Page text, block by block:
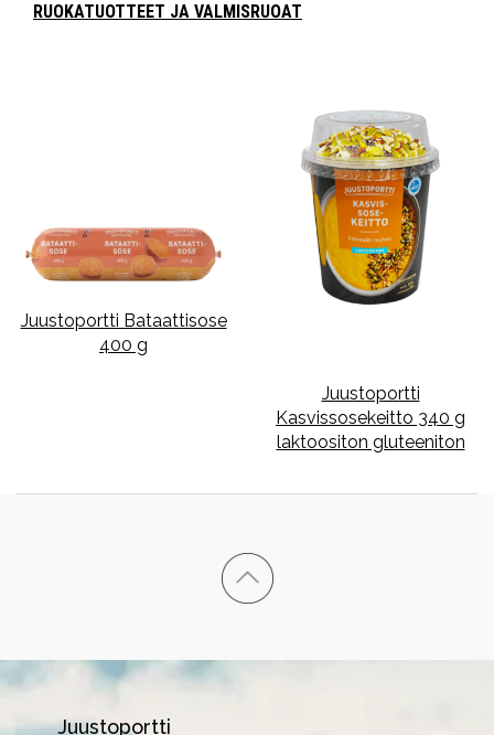
RUOKATUOTTEET JA VALMISRUOAT
Juustoportti Bataattisose
400 g
Juustoportti
Kasvissosekeitto 340 g
laktoositon gluteeniton
Juustoportti